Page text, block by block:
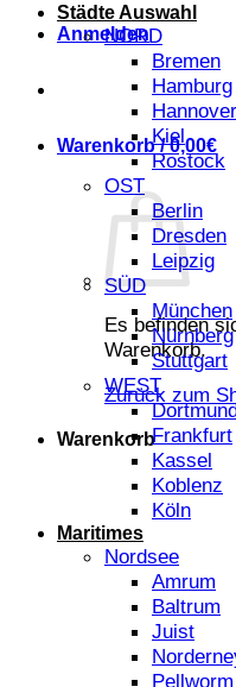
Anmelden
Warenkorb /0,00€
Es befinden
Warenkorb.
Zurück zum
Warenkorb
Städte Auswahl
NORD
Bremen
Hamburg
Hannover
Kiel
Rostock
OST
Berlin
Dresden
Leipzig
SÜD
München
Nürnberg
Stuttgart
WEST
Frankfurt
Kassel
Koblenz
Köln
Maritimes
Nordsee
Amrum
Baltrum
Juist
Pellworm